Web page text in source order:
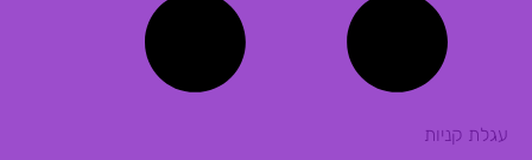
עגלת קניות